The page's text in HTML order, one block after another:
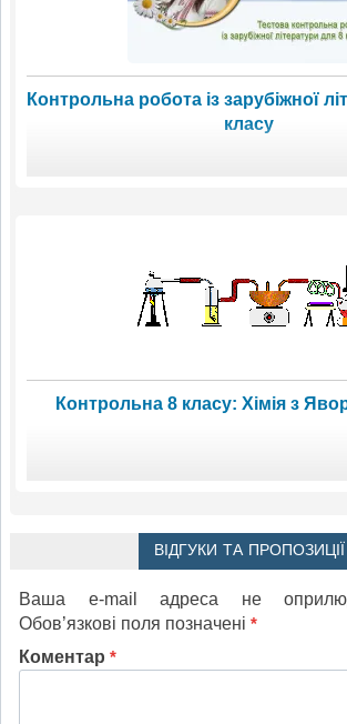
Контрольна робота із зарубіжної
класу
Контрольна 8 класу: Хімія з
ВІДГУКИ ТА ПРОПОЗИЦІЇ
Ваша e-mail адреса не
Обов’язкові поля позначені *
Коментар *